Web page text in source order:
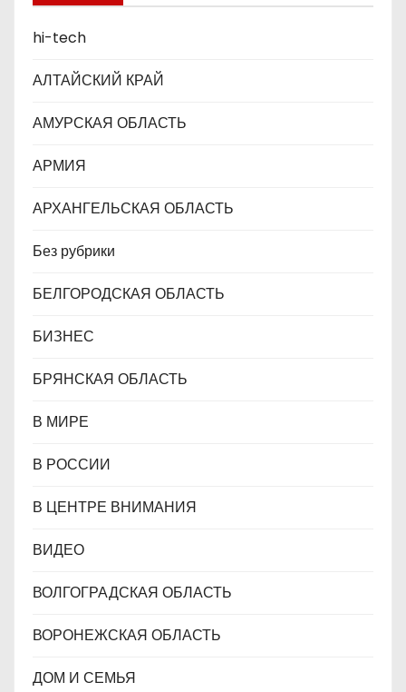
п
м
hi-tech
АЛТАЙСКИЙ КРАЙ
АМУРСКАЯ ОБЛАСТЬ
АРМИЯ
АРХАНГЕЛЬСКАЯ ОБЛАСТЬ
Без рубрики
БЕЛГОРОДСКАЯ ОБЛАСТЬ
БИЗНЕС
БРЯНСКАЯ ОБЛАСТЬ
В МИРЕ
В РОССИИ
В ЦЕНТРЕ ВНИМАНИЯ
ВИДЕО
ВОЛГОГРАДСКАЯ ОБЛАСТЬ
ВОРОНЕЖСКАЯ ОБЛАСТЬ
ДОМ И СЕМЬЯ